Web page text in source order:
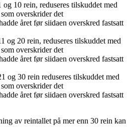
10 rein, reduseres tilskuddet med
overskrider det
året før siidaen overskred fastsatt
og 20 rein, reduseres tilskuddet med
overskrider det
året før siidaen overskred fastsatt
og 30 rein reduseres tilskuddet med
overskrider det
året før siidaen overskred fastsatt
av reintallet på mer enn 30 rein kan